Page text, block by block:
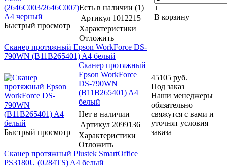
Быстрый просмотр
Есть в наличии (1)
Артикул 1012215
Характеристики
Отложить
+
В корзину
Сканер протяжный Epson WorkForce DS-
790WN (B11B265401) A4 белый
Быстрый просмотр
Сканер протяжный
Epson WorkForce
DS-790WN
(B11B265401) A4
белый
Нет в наличии
Артикул 2099136
Характеристики
Отложить
45105 руб.
Под заказ
Наши менеджеры
обязательно
свяжутся с вами и
уточнят условия
заказа
Сканер протяжный Plustek SmartOffice
PS3180U (0284TS) A4 белый